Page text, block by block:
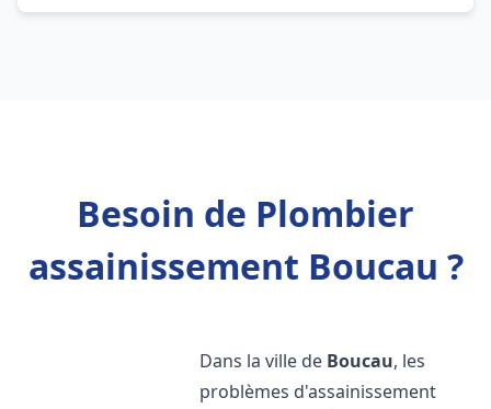
Besoin de Plombier
assainissement Boucau ?
Dans la ville de Boucau, les
problèmes d'assainissement